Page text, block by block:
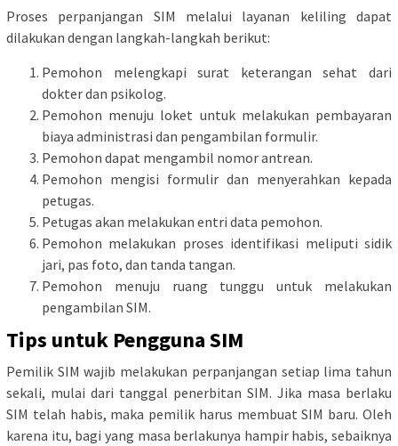
Proses perpanjangan SIM melalui layanan keliling dapat
dilakukan dengan langkah-langkah berikut:
Pemohon melengkapi surat keterangan sehat dari
dokter dan psikolog.
Pemohon menuju loket untuk melakukan pembayaran
biaya administrasi dan pengambilan formulir.
Pemohon dapat mengambil nomor antrean.
Pemohon mengisi formulir dan menyerahkan kepada
petugas.
Petugas akan melakukan entri data pemohon.
Pemohon melakukan proses identifikasi meliputi sidik
jari, pas foto, dan tanda tangan.
Pemohon menuju ruang tunggu untuk melakukan
pengambilan SIM.
Tips untuk Pengguna SIM
Pemilik SIM wajib melakukan perpanjangan setiap lima tahun
sekali, mulai dari tanggal penerbitan SIM. Jika masa berlaku
SIM telah habis, maka pemilik harus membuat SIM baru. Oleh
karena itu, bagi yang masa berlakunya hampir habis, sebaiknya